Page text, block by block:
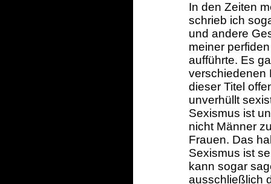
In den Zeiten
schrieb ich
und andere
meiner
aufführte. Es
verschiedenen
dieser Titel
unverhüllt
Sexismus ist
nicht Männer
Frauen. Das
Sexismus ist
kann sogar
ausschließlich